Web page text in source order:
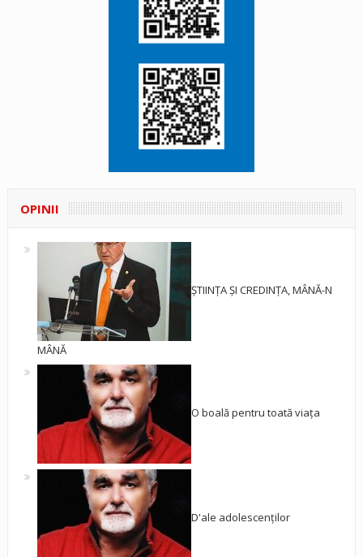
OPINII
ȘTIINȚA ȘI CREDINȚA, MÂNĂ-N
MÂNĂ
O boală pentru toată viața
D'ale adolescenților